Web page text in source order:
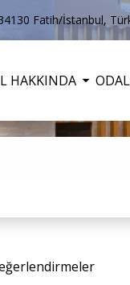
Fatih/İstanbul,
HAKKINDA